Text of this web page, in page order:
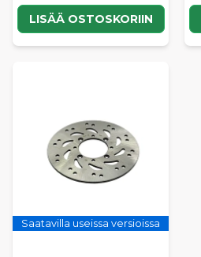
LISÄÄ OSTOSKORIIN
Saatavilla useissa versioissa